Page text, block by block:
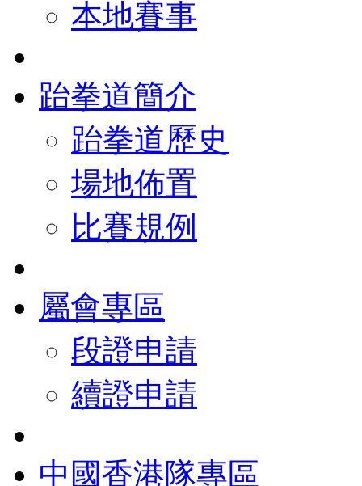
本地賽事
跆拳道簡介
跆拳道歷史
場地佈置
比賽規例
屬會專區
段證申請
續證申請
中國香港隊專區